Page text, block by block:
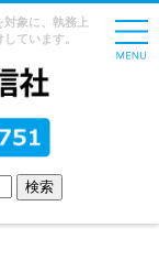
対象に、執務上
ています。